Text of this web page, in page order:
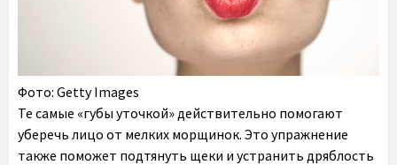
Фото: Getty Images
Те самые «губы уточкой» действительно помогают
уберечь лицо от мелких морщинок. Это упражнение
также поможет подтянуть щеки и устранить дряблость